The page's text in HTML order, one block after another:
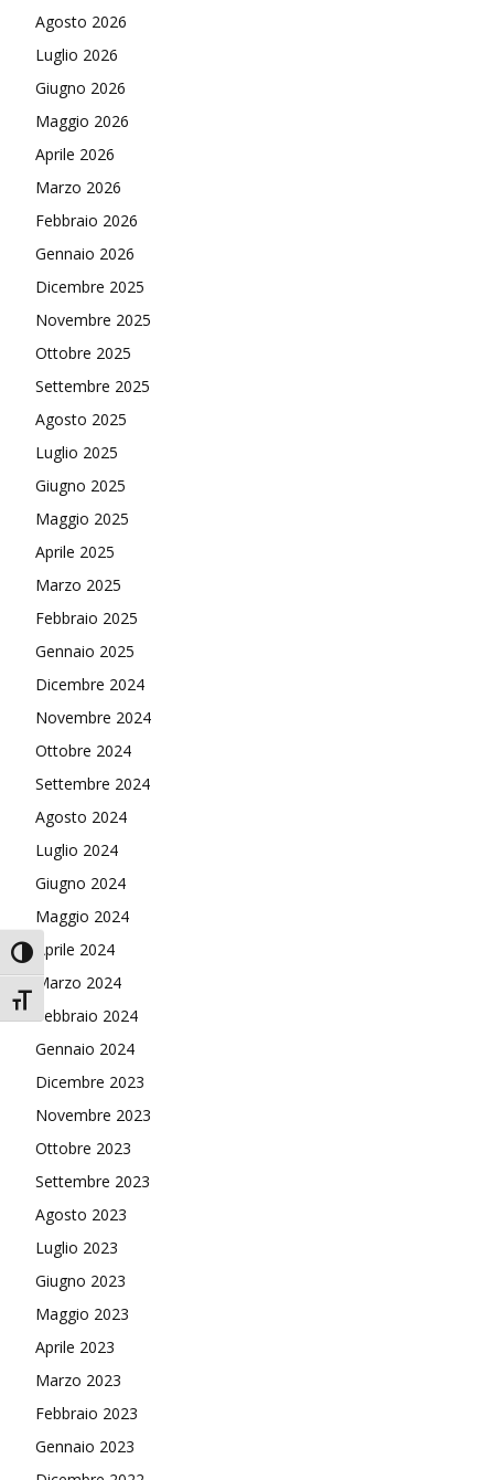
Attiva/disattiva alto contrasto
Attiva/disattiva dimensione testo
Agosto 2026
Luglio 2026
Giugno 2026
Maggio 2026
Aprile 2026
Marzo 2026
Febbraio 2026
Gennaio 2026
Dicembre 2025
Novembre 2025
Ottobre 2025
Settembre 2025
Agosto 2025
Luglio 2025
Giugno 2025
Maggio 2025
Aprile 2025
Marzo 2025
Febbraio 2025
Gennaio 2025
Dicembre 2024
Novembre 2024
Ottobre 2024
Settembre 2024
Agosto 2024
Luglio 2024
Giugno 2024
Maggio 2024
Aprile 2024
Marzo 2024
Febbraio 2024
Gennaio 2024
Dicembre 2023
Novembre 2023
Ottobre 2023
Settembre 2023
Agosto 2023
Luglio 2023
Giugno 2023
Maggio 2023
Aprile 2023
Marzo 2023
Febbraio 2023
Gennaio 2023